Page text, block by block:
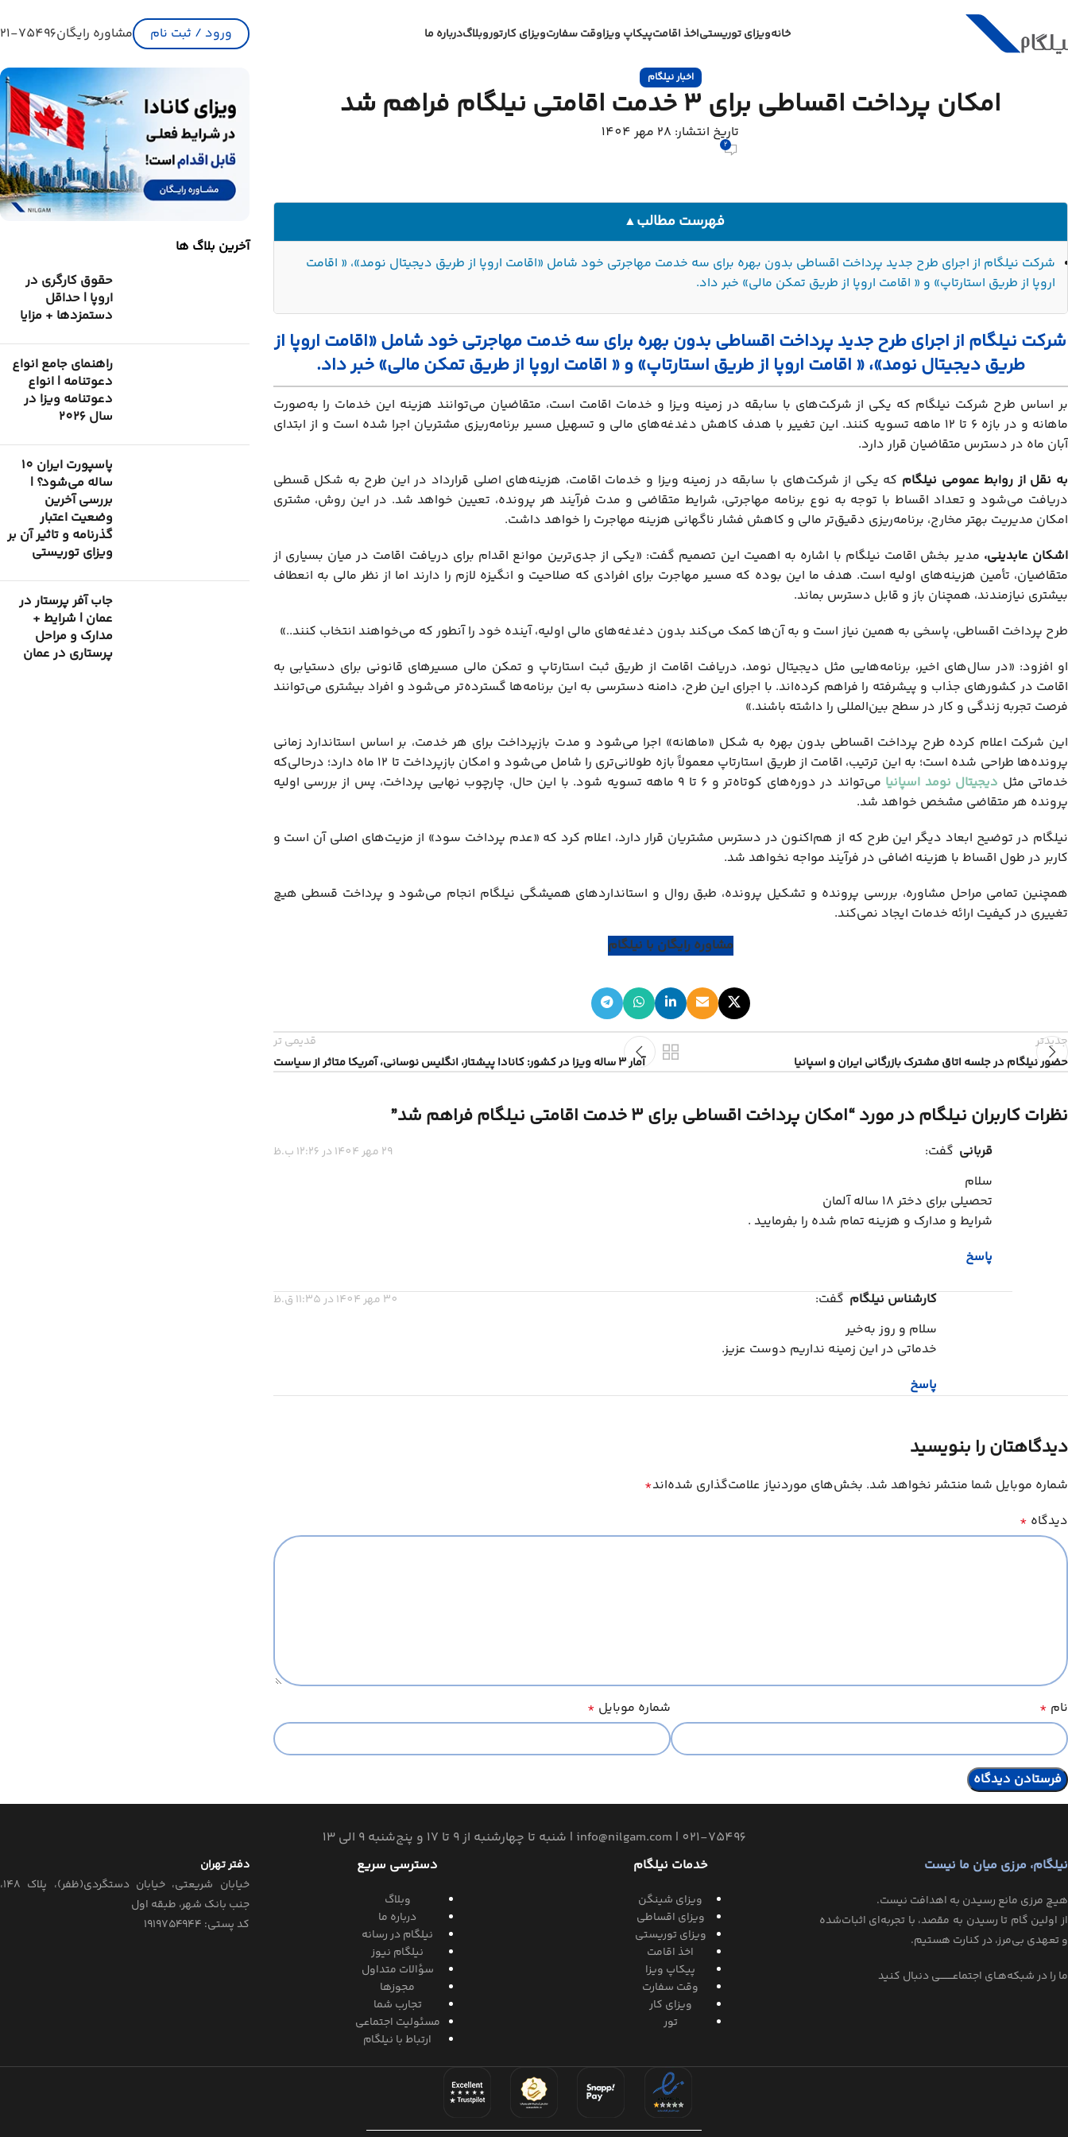
خانهویزای توریستیاخذ اقامتپیکاپ ویزاوقت سفارتویزای کارتوروبلاگدرباره ما ورود / ثبت نام مشاوره رایگان75496
اخبار نیلگام
امکان پرداخت اقساطی برای ۳ خدمت اقامتی نیلگام فراهم شد
تاریخ انتشار: 28 مهر 1404
2
فهرست مطالب▲
شرکت نیلگام از اجرای طرح جدید پرداخت اقساطی بدون بهره برای سه خدمت مهاجرتی خود شامل «اقامت اروپا از طریق دیجیتال نومد»، « اقامت
اروپا از طریق استارتاپ» و « اقامت اروپا از طریق تمکن مالی» خبر داد.
شرکت نیلگام از اجرای طرح جدید پرداخت اقساطی بدون بهره برای سه خدمت مهاجرتی خود شامل «اقامت اروپا از
طریق دیجیتال نومد»، « اقامت اروپا از طریق استارتاپ» و « اقامت اروپا از طریق تمکن مالی» خبر داد.
بر اساس طرح شرکت نیلگام که یکی از شرکت‌های با سابقه در زمینه ویزا و خدمات اقامت است، متقاضیان می‌توانند هزینه این خدمات را به‌صورت
ماهانه و در بازه ۶ تا ۱۲ ماهه تسویه کنند. این تغییر با هدف کاهش دغدغه‌های مالی و تسهیل مسیر برنامه‌ریزی مشتریان اجرا شده است و از ابتدای
آبان ماه در دسترس متقاضیان قرار دارد.
به نقل از روابط عمومی نیلگام که یکی از شرکت‌های با سابقه در زمینه ویزا و خدمات اقامت، هزینه‌های اصلی قرارداد در این طرح به شکل قسطی
دریافت می‌شود و تعداد اقساط با توجه به نوع برنامه مهاجرتی، شرایط متقاضی و مدت فرآیند هر پرونده، تعیین خواهد شد. در این روش، مشتری
امکان مدیریت بهتر مخارج، برنامه‌ریزی دقیق‌تر مالی و کاهش فشار ناگهانی هزینه مهاجرت را خواهد داشت.
اشکان عابدینی، مدیر بخش اقامت نیلگام با اشاره به اهمیت این تصمیم گفت: «یکی از جدی‌ترین موانع اقدام برای دریافت اقامت در میان بسیاری از
متقاضیان، تأمین هزینه‌های اولیه است. هدف ما این بوده که مسیر مهاجرت برای افرادی که صلاحیت و انگیزه لازم را دارند اما از نظر مالی به انعطاف
بیشتری نیازمندند، همچنان باز و قابل دسترس بماند.
طرح پرداخت اقساطی، پاسخی به همین نیاز است و به آن‌ها کمک می‌کند بدون دغدغه‌های مالی اولیه، آینده خود را آنطور که می‌خواهند انتخاب کنند..»
او افزود: «در سال‌های اخیر، برنامه‌هایی مثل دیجیتال نومد، دریافت اقامت از طریق ثبت استارتاپ و تمکن مالی مسیرهای قانونی برای دستیابی به
اقامت در کشورهای جذاب و پیشرفته را فراهم کرده‌اند. با اجرای این طرح، دامنه دسترسی به این برنامه‌ها گسترده‌تر می‌شود و افراد بیشتری می‌توانند
فرصت تجربه زندگی و کار در سطح بین‌المللی را داشته باشند.»
این شرکت اعلام کرده طرح پرداخت اقساطی بدون بهره به شکل «ماهانه» اجرا می‌شود و مدت بازپرداخت برای هر خدمت، بر اساس استاندارد زمانی
پرونده‌ها طراحی شده است؛ به این ترتیب، اقامت از طریق استارتاپ معمولاً بازه طولانی‌تری را شامل می‌شود و امکان بازپرداخت تا ۱۲ ماه دارد؛ درحالی‌که
خدماتی مثل دیجیتال نومد اسپانیا
می‌تواند در دوره‌های کوتاه‌تر و ۶ تا ۹ ماهه تسویه شود. با این حال، چارچوب نهایی پرداخت، پس از بررسی اولیه
پرونده هر متقاضی مشخص خواهد شد.
نیلگام در توضیح ابعاد دیگر این طرح که از هم‌اکنون در دسترس مشتریان قرار دارد، اعلام کرد که «عدم پرداخت سود» از مزیت‌های اصلی آن است و
کاربر در طول اقساط با هزینه اضافی در فرآیند مواجه نخواهد شد.
همچنین تمامی مراحل مشاوره، بررسی پرونده و تشکیل پرونده، طبق روال و استانداردهای همیشگی نیلگام انجام می‌شود و پرداخت قسطی هیچ
تغییری در کیفیت ارائه خدمات ایجاد نمی‌کند.
مشاوره رایگان با نیلگام
جدیدتر
حضور نیلگام در جلسه اتاق مشترک بازرگانی ایران و اسپانیا
قدیمی تر
آمار ۳ ساله ویزا در کشور: کانادا پیشتاز، انگلیس نوسانی، آمریکا متاثر از سیاست
نظرات کاربران نیلگام در مورد “امکان پرداخت اقساطی برای ۳ خدمت اقامتی نیلگام فراهم شد ”
قربانی گفت: 29 مهر 1404 در 12:26 ب.ظ
سلام
تحصیلی برای دختر ۱۸ ساله آلمان
شرایط و مدارک و هزینه تمام شده را بفرمایید .
پاسخ
کارشناس نیلگام گفت: 30 مهر 1404 در 11:35 ق.ظ
سلام و روز به‌خیر
خدماتی در این زمینه نداریم دوست عزیز.
پاسخ
دیدگاهتان را بنویسید
شماره موبایل شما منتشر نخواهد شد. بخش‌های موردنیاز علامت‌گذاری شده‌اند*
دیدگاه *
نام * شماره موبایل *
آخرین بلاگ ها
حقوق کارگری در
اروپا | حداقل
دستمزدها + مزایا
راهنمای جامع انواع
دعوتنامه | انواع
دعوتنامه ویزا در
سال 2026
پاسپورت ایران 10
ساله می‌شود؟ |
بررسی آخرین
وضعیت اعتبار
گذرنامه و تاثیر آن بر
ویزای توریستی
جاب آفر پرستار در
عمان | شرایط +
مدارک و مراحل
پرستاری در عمان
021-75496
|
info@nilgam.com | شنبه تا چهارشنبه از 9 تا 17 و پنج‌شنبه 9 الی 13
نیلگام، مرزی میان ما نیست
هیـچ مرزی مانع رسیـدن به اهدافت نیست.
از اولین گام تا رسیدن به مقصد، با تجربه‌ای اثبات‌شده
و تعهدی بی‌مرز، در کنارت هستیم.
ما را در شبکه‌هـای اجتماعــــــــی دنبال کنید
خدمات نیلگام
ویزای شینگن
ویزای اقساطی
ویزای توریستی
اخذ اقامت
پیکاپ ویزا
وقت سفارت
ویزای کار
تور
دسترسی سریع
وبلاگ
درباره ما
نیلگام در رسانه
نیلگام نیوز
سؤالات متداول
مجوزها
تجارب شما
مسئولیت اجتماعی
ارتباط با نیلگام
دفتر تهران
خیابان‌ شریعتی، خیابان‌ دستگردی(ظفر)، پلاک 148،
جنب بانک شهر، طبقه اول
کد پستی: ۱۹۱۹۷۵۴۹۴۴